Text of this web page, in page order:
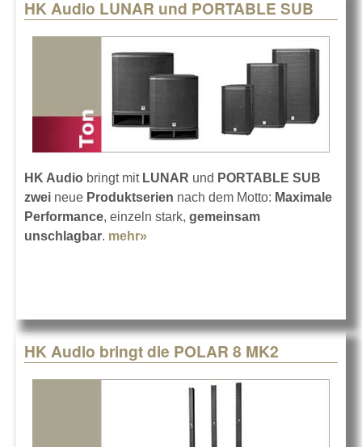
HK Audio LUNAR und PORTABLE SUB
HK Audio bringt mit LUNAR und PORTABLE SUB
zwei neue Produktserien nach dem Motto: Maximale
Performance, einzeln stark, gemeinsam
unschlagbar. mehr»
HK Audio bringt die POLAR 8 MK2
Pages